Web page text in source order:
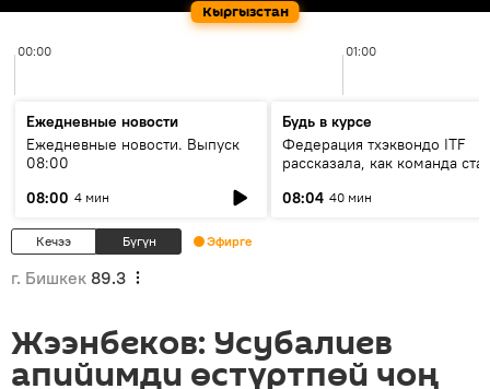
Кыргызстан
00:00 01:00
Ежедневные новости
Ежедневные новости. Выпуск
08:00
08:00 4 мин
Будь в курсе
Федерация тхэквондо ITF
рассказала, как команда
08:04 40 мин
Кечээ Бүгүн Эфирге
г. Бишкек 89.3
Жээнбеков: Усубалиев
апийимди өстүртпөй чоң